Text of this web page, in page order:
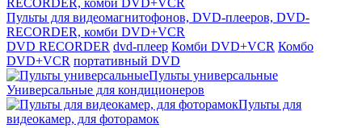
Пульты для видеомагнитофонов, DVD-плееров, DVD-
RECORDER, комби DVD+VCR
DVD RECORDER dvd-плеер Комби DVD+VCR Комбо
DVD+VCR портативный DVD
Пульты универсальные
Универсальные для кондиционеров
Пульты для
видеокамер, для фоторамок